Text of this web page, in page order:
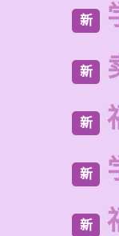
新
新
新
新
新